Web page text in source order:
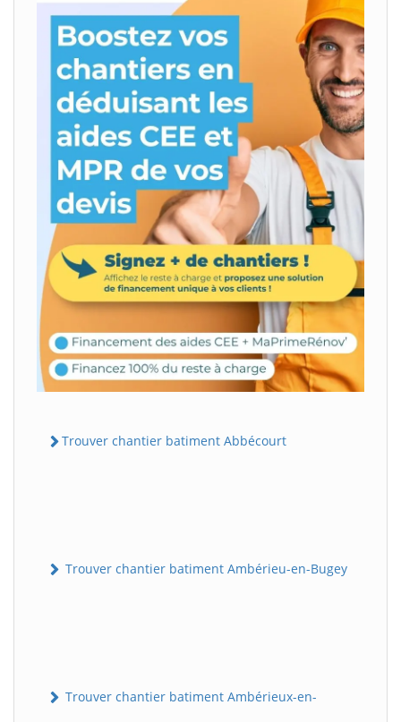
Trouver chantier batiment Abbécourt
Trouver chantier batiment Ambérieu-en-Bugey
Trouver chantier batiment Ambérieux-en-